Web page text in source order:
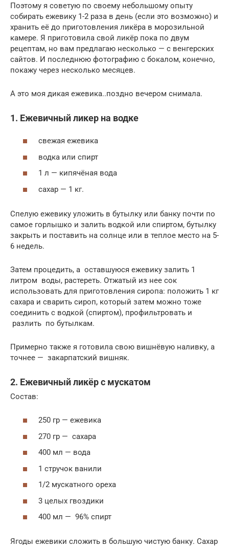
Поэтому я советую по своему небольшому опыту
собирать ежевику 1-2 раза в день (если это возможно) и
хранить её до приготовления ликёра в морозильной
камере. Я приготовила свой ликёр пока по двум
рецептам, но вам предлагаю несколько — с венгерских
сайтов. И последнюю фотографию с бокалом, конечно,
покажу через несколько месяцев.
А это моя дикая ежевика..поздно вечером снимала.
1. Ежевичный ликер на водке
свежая ежевика
водка или спирт
1 л — кипячёная вода
сахар — 1 кг.
Спелую ежевику уложить в бутылку или банку почти по
самое горлышко и залить водкой или спиртом, бутылку
закрыть и поставить на солнце или в теплое место на 5-
6 недель.
Затем процедить, а оставшуюся ежевику залить 1
литром воды, растереть. Отжатый из нее сок
использовать для приготовления сиропа: положить 1 кг
сахара и сварить сироп, который затем можно тоже
соединить с водкой (спиртом), профильтровать и
разлить по бутылкам.
Примерно также я готовила свою вишнёвую наливку, а
точнее — закарпатский вишняк.
2. Ежевичный ликёр с мускатом
Состав:
250 гр — ежевика
270 гр — сахара
400 мл — вода
1 стручок ванили
1/2 мускатного ореха
3 целых гвоздики
400 мл — 96% спирт
Ягоды ежевики сложить в большую чистую банку. Сахар